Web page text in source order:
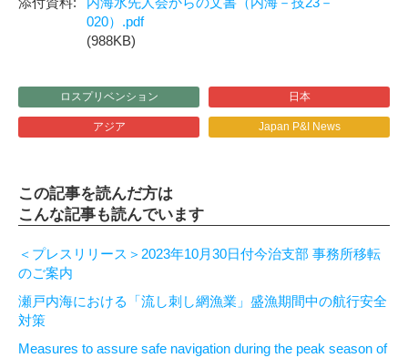
020）.pdf
(988KB)
ロスプリベンション 日本
アジア Japan P&I News
この記事を読んだ方は
こんな記事も読んでいます
＜プレスリリース＞2023年10月30日付今治支部 事務所移転
のご案内
瀬戸内海における「流し刺し網漁業」盛漁期間中の航行安全
対策
Measures to assure safe navigation during the peak season of